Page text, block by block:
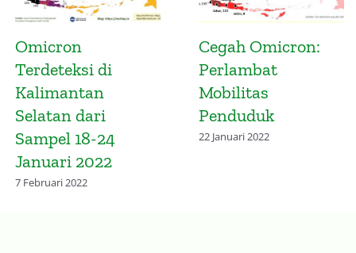
Mitigasi Potensi
Penyebaran Varian
Omicron
28 November 2021
Infografis
Gelombang
Keempat
Kalimantan
Selatan dan